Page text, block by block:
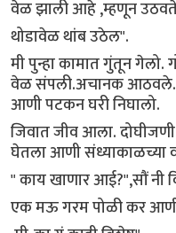
वेळ झाली आहे ,म्हणून
थोडावेळ थांब उठेल".
मी पुन्हा कामात गुंतून गेलो.
वेळ संपली.अचानक आठवले.
आणी पटकन घरी निघालो.
जिवात जीव आला. दोघीजणी
घेतला आणी संध्याकाळच्या
" काय खाणार आई?",सौं नी
एक मऊ गरम पोळी कर